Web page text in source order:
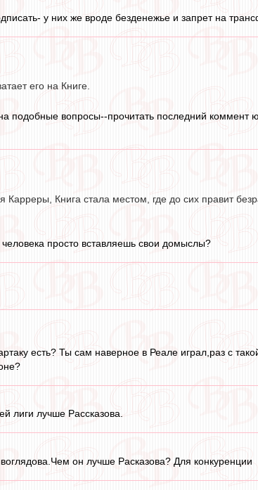
у них же вроде безденежье и запрет на
его на Книге.
подобные вопросы--прочитать последний коммент
Карреры, Книга стала местом, где до сих правит
просто вставляешь свои домыслы?
есть? Ты сам наверное в Реале играл,раз с
лиги лучше Рассказова.
он лучше Расказова? Для конкуренции